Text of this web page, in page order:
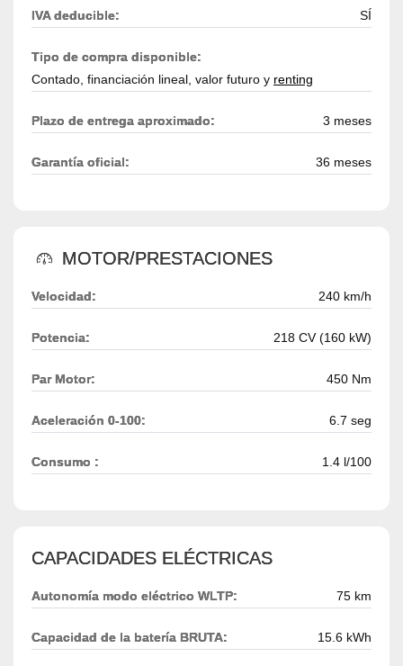
IVA deducible: SÍ
Tipo de compra disponible:
Contado, financiación lineal, valor futuro y renting
Plazo de entrega aproximado: 3 meses
Garantía oficial: 36 meses
MOTOR/PRESTACIONES
Velocidad: 240 km/h
Potencia: 218 CV (160 kW)
Par Motor: 450 Nm
Aceleración 0-100: 6.7 seg
Consumo : 1.4 l/100
CAPACIDADES ELÉCTRICAS
Autonomía modo eléctrico WLTP: 75 km
Capacidad de la batería BRUTA: 15.6 kWh